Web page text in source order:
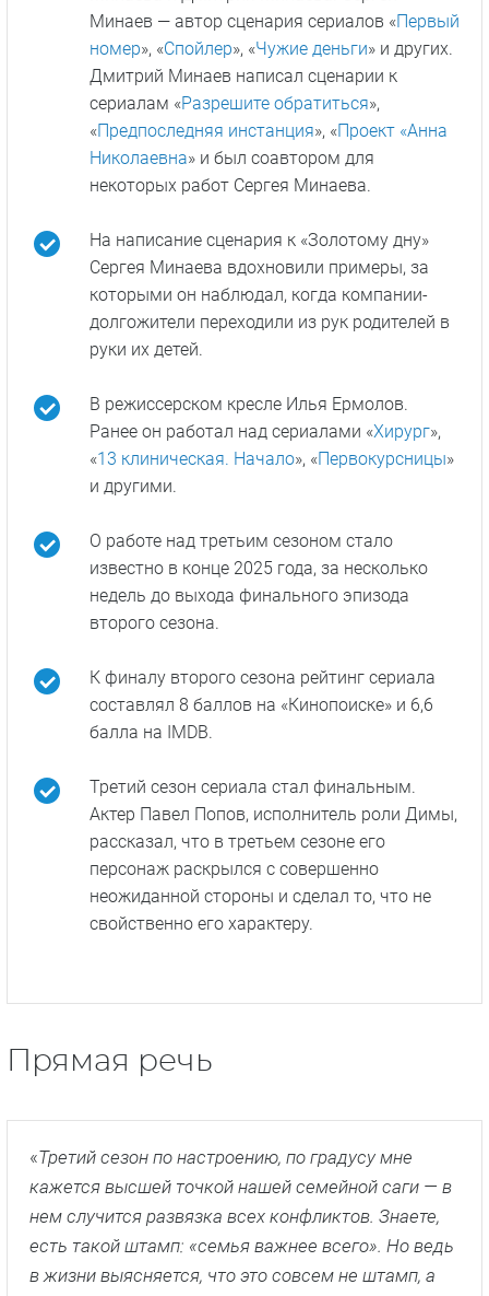
Минаев — автор сценария сериалов «Первый
номер», «Спойлер», «Чужие деньги» и других.
Дмитрий Минаев написал сценарии к
сериалам «Разрешите обратиться»,
«Предпоследняя инстанция», «Проект «Анна
Николаевна» и был соавтором для
некоторых работ Сергея Минаева.
На написание сценария к «Золотому дну»
Сергея Минаева вдохновили примеры, за
которыми он наблюдал, когда компании-
долгожители переходили из рук родителей в
руки их детей.
В режиссерском кресле Илья Ермолов.
Ранее он работал над сериалами «Хирург»,
«13 клиническая. Начало», «Первокурсницы»
и другими.
О работе над третьим сезоном стало
известно в конце 2025 года, за несколько
недель до выхода финального эпизода
второго сезона.
К финалу второго сезона рейтинг сериала
составлял 8 баллов на «Кинопоиске» и 6,6
балла на IMDB.
Третий сезон сериала стал финальным.
Актер Павел Попов, исполнитель роли Димы,
рассказал, что в третьем сезоне его
персонаж раскрылся с совершенно
неожиданной стороны и сделал то, что не
свойственно его характеру.
Прямая речь
«Третий сезон по настроению, по градусу мне
кажется высшей точкой нашей семейной саги — в
нем случится развязка всех конфликтов. Знаете,
есть такой штамп: «семья важнее всего». Но ведь
в жизни выясняется, что это совсем не штамп, а